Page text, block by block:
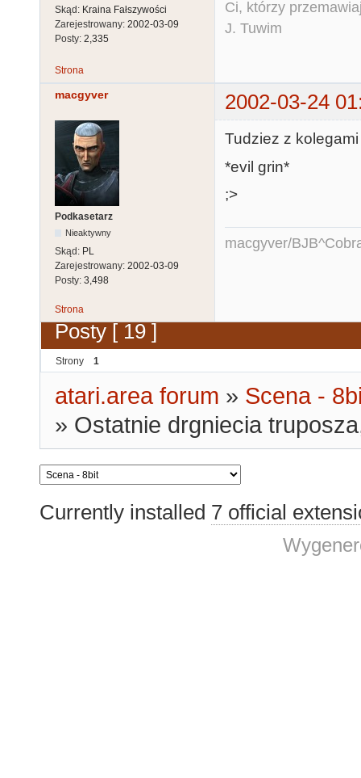
Skąd: Kraina Fałszywości
Zarejestrowany: 2002-03-09
Posty: 2,335
Ci, którzy
J. Tuwim
Strona
macgyver 2002-03-24
Podkasetarz
Nieaktywny
Skąd: PL
Zarejestrowany: 2002-03-09
Posty: 3,498
Tudziez z
*evil grin*
;>
macgyver/
Strona
Posty [ 19 ]
Strony 1
atari.area forum » Scena -
» Ostatnie drgniecia
Currently installed 7 official